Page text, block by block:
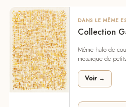
DANS LE MÊME
Collection
Même halo de
mosaïque de
Voir →